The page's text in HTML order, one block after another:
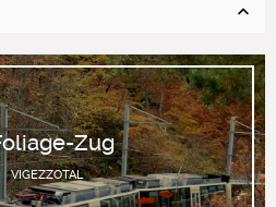
Zug
VIGEZZOTAL